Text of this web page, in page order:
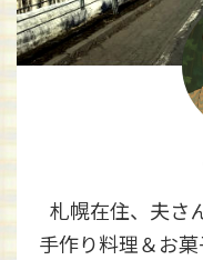
札幌在住、夫さ
手作り料理＆お